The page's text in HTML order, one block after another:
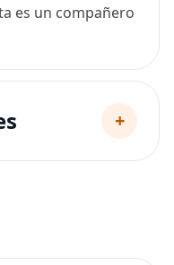
es un compañero
+